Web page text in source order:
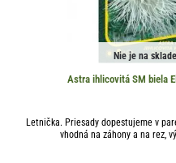
Nie je na sklade
Astra ihlicovitá SM biela
Letnička. Priesady dopestujeme v
vhodná na záhony a na rez,